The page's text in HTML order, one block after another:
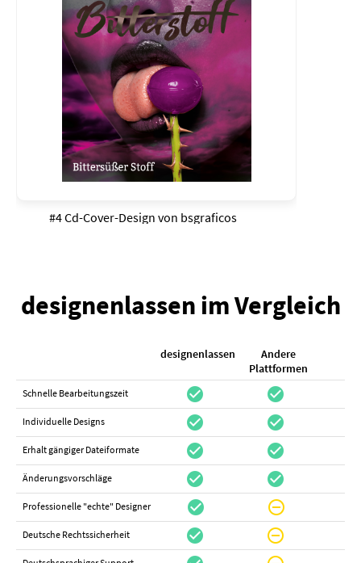
#4 Cd-Cover-Design von bsgraficos
designenlassen im Vergleich
designenlassen
Andere
Plattformen
Schnelle Bearbeitungszeit check_circle check_circle
Individuelle Designs check_circle check_circle
Erhalt gängiger Dateiformate check_circle check_circle
Änderungsvorschläge check_circle check_circle
Professionelle "echte" Designer check_circle do_not_disturb_on
Deutsche Rechtssicherheit check_circle do_not_disturb_on